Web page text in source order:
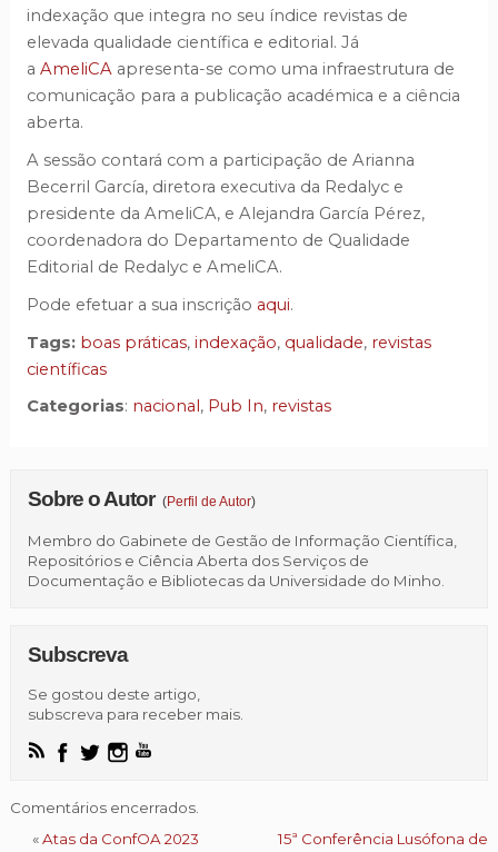
indexação que integra no seu índice revistas de
elevada qualidade científica e editorial. Já
a AmeliCAapresenta-se como uma infraestrutura de
comunicação para a publicação académica e a ciência
aberta.
A sessão contará com a participação de Arianna
Becerril García, diretora executiva da Redalyc e
presidente da AmeliCA, e Alejandra García Pérez,
coordenadora do Departamento de Qualidade
Editorial de Redalyc e AmeliCA.
Pode efetuar a sua inscrição aqui.
Tags: boas práticas, indexação, qualidade, revistas
científicas
Categorias: nacional, Pub In, revistas
Sobre o Autor (Perfil de Autor)
Membro do Gabinete de Gestão de Informação Científica,
Repositórios e Ciência Aberta dos Serviços de
Documentação e Bibliotecas da Universidade do Minho.
Subscreva
Se gostou deste artigo,
subscreva para receber mais.
Comentários encerrados.
«Atas da ConfOA 2023
15ª Conferência Lusófona de